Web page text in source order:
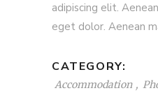
adipiscing elit.
eget dolor. Aenean
CATEGORY:
Accommodation